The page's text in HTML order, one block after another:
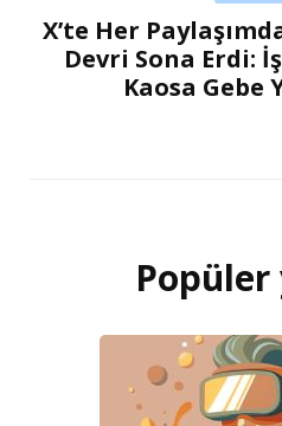
X’te Her
Devri Sona Erdi:
Kaosa Gebe
Popüler